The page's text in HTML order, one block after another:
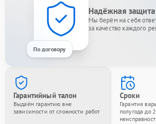
По договору
Надёжная защита
Мы берём на себя
за качество каждого
Гарантийный талон
Выдаём гарантию вне
зависимости от сложности работ
Сроки
Гарантия
полугода до